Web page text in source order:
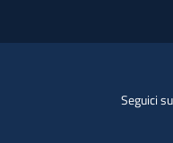
Seguici su